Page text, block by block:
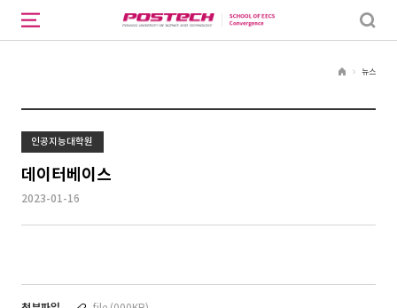
H
뉴스
인공지능대학원
데이터베이스
2023-01-16